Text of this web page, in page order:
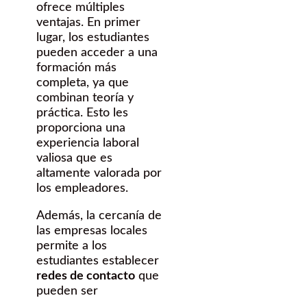
ofrece múltiples
ventajas. En primer
lugar, los estudiantes
pueden acceder a una
formación más
completa, ya que
combinan teoría y
práctica. Esto les
proporciona una
experiencia laboral
valiosa que es
altamente valorada por
los empleadores.
Además, la cercanía de
las empresas locales
permite a los
estudiantes establecer
redes de contacto que
pueden ser